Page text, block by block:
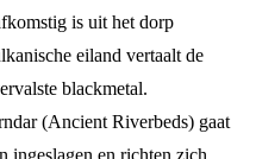
is uit het dorp
eiland vertaalt de
blackmetal.
(Ancient Riverbeds) gaat
ingeslagen en richten zich